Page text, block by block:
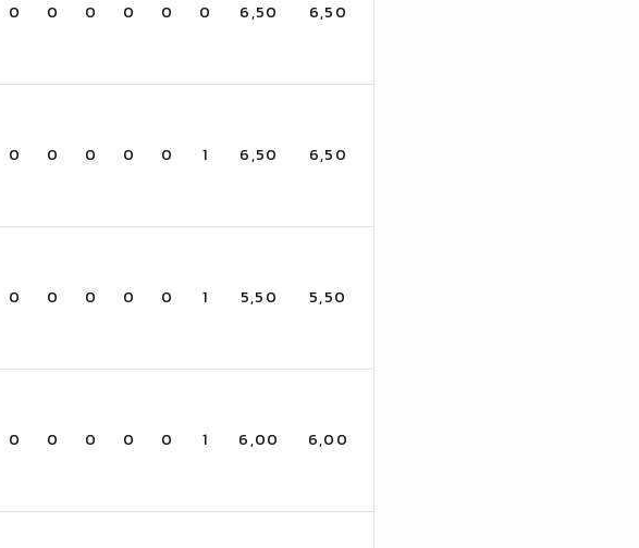
0 0 0 0 0 0 6,50 6,50
0 0 0 0 0 1 6,50 6,50
0 0 0 0 0 1 5,50 5,50
0 0 0 0 0 1 6,00 6,00